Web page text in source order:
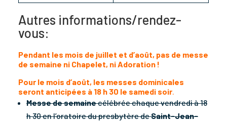
Autres informations/rendez-
vous:
Pendant les mois de juillet et d’août, pas de messe
de semaine ni Chapelet, ni Adoration !
Pour le mois d’août, les messes dominicales
seront anticipées à 18 h 30 le samedi soir.
Messe de semainecélébrée chaque vendredi à 18
h 30 en l’oratoire du presbytère deSaint-Jean-